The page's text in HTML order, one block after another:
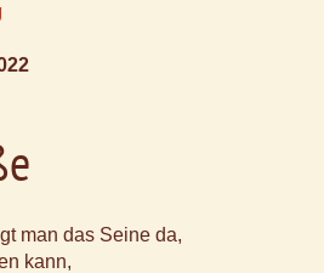
man das Seine da,
kann,